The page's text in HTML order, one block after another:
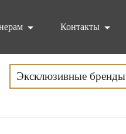
Контакты
Эксклюзивные бренды